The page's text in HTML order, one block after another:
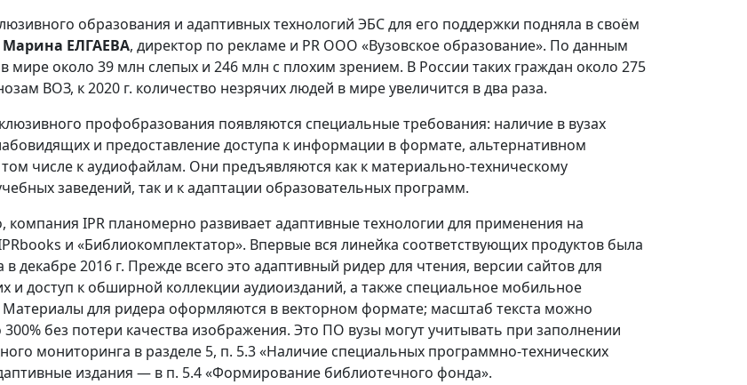
образования и адаптивных технологий ЭБС для его поддержки подняла в своём
Марина ЕЛГАЕВА, директор по рекламе и PR ООО «Вузовское образование». По данным
мире около 39 млн слепых и 246 млн с плохим зрением. В России таких граждан около 275
ВОЗ, к 2020 г. количество незрячих людей в мире увеличится в два раза.
профобразования появляются специальные требования: наличие в вузах
и предоставление доступа к информации в формате, альтернативном
числе к аудиофайлам. Они предъявляются как к материально-техническому
заведений, так и к адаптации образовательных программ.
компания IPR планомерно развивает адаптивные технологии для применения на
и «Библиокомплектатор». Впервые вся линейка соответствующих продуктов была
в декабре 2016 г. Прежде всего это адаптивный ридер для чтения, версии сайтов для
и доступ к обширной коллекции аудиоизданий, а также специальное мобильное
для ридера оформляются в векторном формате; масштаб текста можно
300% без потери качества изображения. Это ПО вузы могут учитывать при заполнении
мониторинга в разделе 5, п. 5.3 «Наличие специальных программно-технических
издания — в п. 5.4 «Формирование библиотечного фонда».